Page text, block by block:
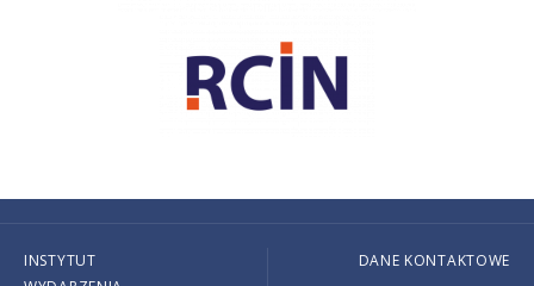
INSTYTUT
DANE KONTAKTOWE